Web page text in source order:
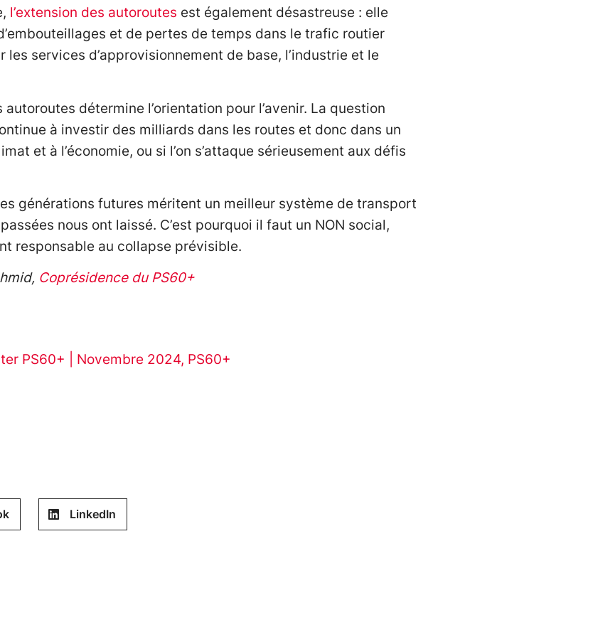
l’extension des autoroutes est également désastreuse : elle
et de pertes de temps dans le trafic routier
les services d’approvisionnement de base, l’industrie et le
détermine l’orientation pour l’avenir. La question
à investir des milliards dans les routes et donc dans un
et à l’économie, ou si l’on s’attaque sérieusement aux défis
générations futures méritent un meilleur système de transport
nous ont laissé. C’est pourquoi il faut un NON social,
responsable au collapse prévisible.
Coprésidence du PS60+
PS60+ | Novembre 2024, PS60+
LinkedIn